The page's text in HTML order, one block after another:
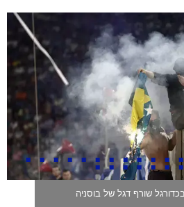
שורף דגל של בוסניה